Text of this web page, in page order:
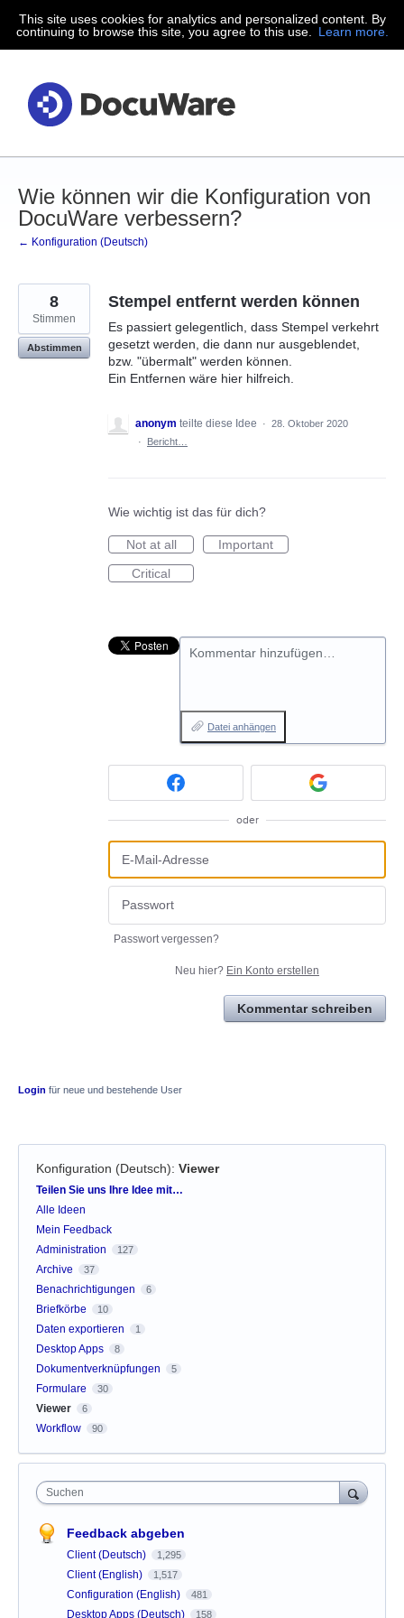
Zum
Inhalt
This site uses cookies for analytics and personalized content. By
continuing to browse this site, you agree to this use.
Learn more.
Wie können wir die Konfiguration von
DocuWare verbessern?
← Konfiguration (Deutsch)
Stempel entfernt werden können
Es passiert gelegentlich, dass Stempel verkehrt
gesetzt werden, die dann nur ausgeblendet,
bzw. "übermalt" werden können.
Ein Entfernen wäre hier hilfreich.
8
Stimmen
Abstimmen
anonym teilte diese Idee · 28. Oktober 2020
·
Bericht…
Wie wichtig ist das für dich?
Not at all
Important
Critical
Kommentar hinzufügen…
Datei anhängen
oder
Passwort vergessen?
Neu hier? Ein Konto erstellen
Kommentar schreiben
Login für neue und bestehende User
Konfiguration (Deutsch): Viewer
Kategorien
Teilen Sie uns Ihre Idee mit…
Alle Ideen
Mein Feedback
Administration
127
Archive 37
Benachrichtigungen 6
Briefkörbe 10
Daten exportieren 1
Desktop Apps 8
Dokumentverknüpfungen 5
Formulare 30
Viewer 6
Workflow 90
Suchen
Feedback abgeben
Client (Deutsch) 1,295
Client (English) 1,517
Configuration (English) 481
Desktop Apps (Deutsch) 158